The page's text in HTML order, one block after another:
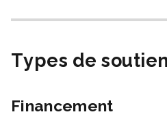
Types de
Financement